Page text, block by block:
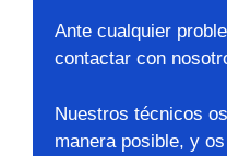
Ante cualquier
contactar con
Nuestros técnicos
manera posible, y